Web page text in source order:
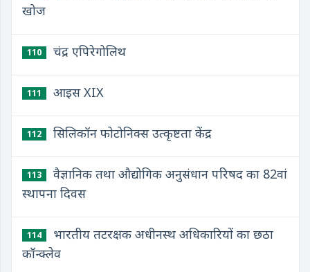
खोज
110 चंद्र एपिरेगोलिथ
111 आइस XIX
112 सिलिकॉन फोटोनिक्स उत्कृष्टता केंद्र
113
वैज्ञानिक तथा औद्योगिक अनुसंधान परिषद का 82वां
स्थापना दिवस
114
भारतीय तटरक्षक अधीनस्थ अधिकारियों का छठा
कॉन्क्लेव